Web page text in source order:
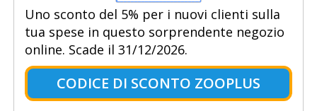
Uno sconto del 5% per i nuovi clienti sulla
tua spese in questo sorprendente negozio
online. Scade il 31/12/2026.
CODICE DI SCONTO ZOOPLUS